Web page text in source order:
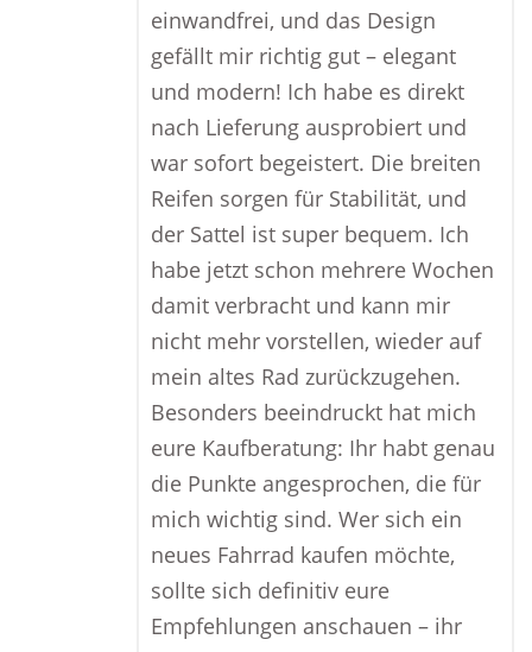
einwandfrei, und das Design
gefällt mir richtig gut – elegant
und modern! Ich habe es direkt
nach Lieferung ausprobiert und
war sofort begeistert. Die breiten
Reifen sorgen für Stabilität, und
der Sattel ist super bequem. Ich
habe jetzt schon mehrere Wochen
damit verbracht und kann mir
nicht mehr vorstellen, wieder auf
mein altes Rad zurückzugehen.
Besonders beeindruckt hat mich
eure Kaufberatung: Ihr habt genau
die Punkte angesprochen, die für
mich wichtig sind. Wer sich ein
neues Fahrrad kaufen möchte,
sollte sich definitiv eure
Empfehlungen anschauen – ihr